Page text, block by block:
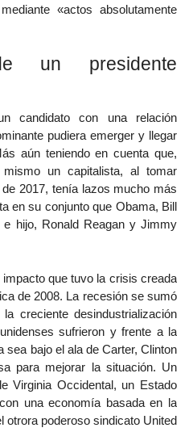
«actos absolutamente
un presidente
candidato con una relación
pudiera emerger y llegar
aún teniendo en cuenta que,
mismo un capitalista, al tomar
2017, tenía lazos mucho más
en su conjunto que Obama, Bill
hijo, Ronald Reagan y Jimmy
que tuvo la crisis creada
de 2008. La recesión se sumó
creciente desindustrialización
sufrieron y frente a la
sea bajo el ala de Carter, Clinton
para mejorar la situación. Un
Virginia Occidental, un Estado
una economía basada en la
otrora poderoso sindicato United